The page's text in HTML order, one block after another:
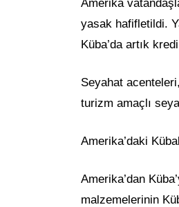
Amerika
yasak hafifletildi.
Küba’da artık
Seyahat
turizm amaçlı
Amerika’daki
Amerika’dan
malzemelerinin